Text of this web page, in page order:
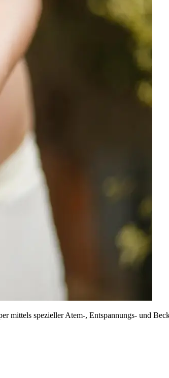
mittels spezieller Atem-, Entspannungs- und